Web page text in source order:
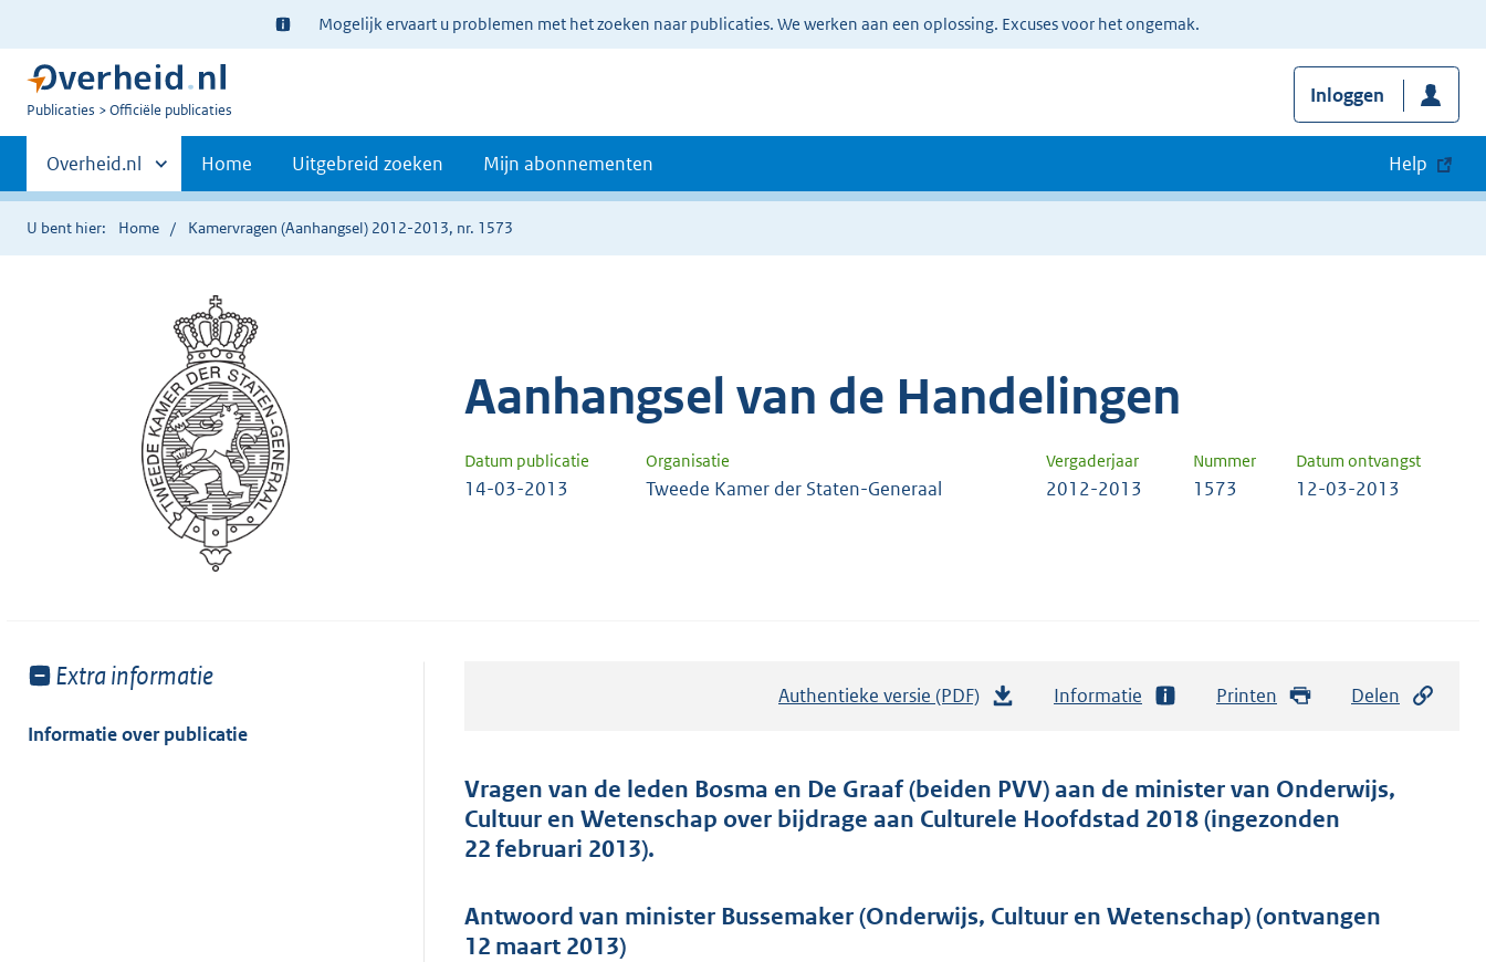
Ter
informatie:
Mogelijk ervaart u problemen met het zoeken naar publicaties. We werken aan een oplossing. Excuses voor het ongemak.
U
Publicaties Officiële publicaties
Inloggen
Primaire
navigatie
Andere
sites
binnen
Overheid.nl Home Uitgebreid zoeken Mijn abonnementen Help
U bent hier: Home Kamervragen (Aanhangsel) 2012-2013, nr. 1573
Aanhangsel van de Handelingen
Datum publicatie Organisatie Vergaderjaar Nummer Datum ontvangst
14-03-2013 Tweede Kamer der Staten-Generaal 2012-2013 1573 12-03-2013
Toon
van:
Extra informatie
Informatie over publicatie
Authentieke versie (PDF)
t
a
g
Informatie Printen Delen
Vragen van de leden Bosma en De Graaf (beiden PVV) aan de minister van Onderwijs,
Cultuur en Wetenschap over bijdrage aan Culturele Hoofdstad 2018 (ingezonden
22 februari 2013).
Antwoord van minister Bussemaker (Onderwijs, Cultuur en Wetenschap) (ontvangen
12 maart 2013)